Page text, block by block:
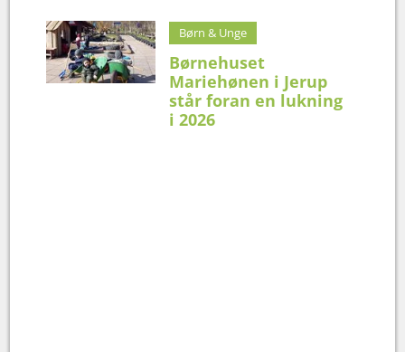
Børn & Unge
Børnehuset
Mariehønen i Jerup
står foran en lukning
i 2026